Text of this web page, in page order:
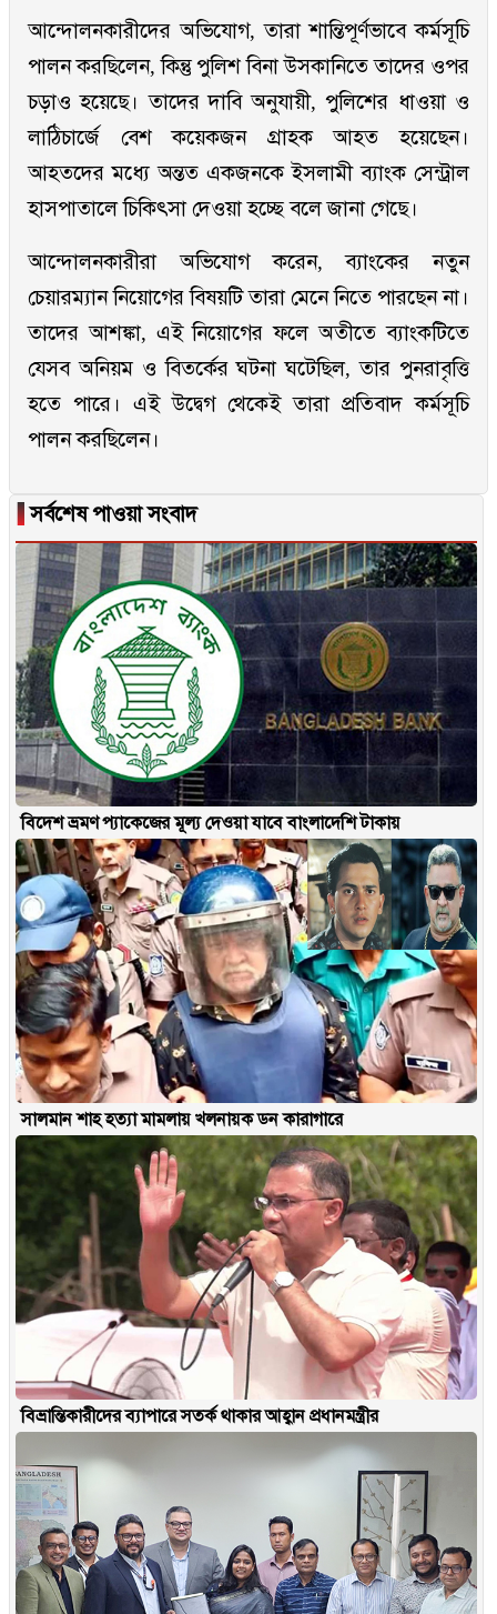
আন্দোলনকারীদের অভিযোগ, তারা শান্তিপূর্ণভাবে কর্মসূচি
পালন করছিলেন, কিন্তু পুলিশ বিনা উসকানিতে তাদের ওপর
চড়াও হয়েছে। তাদের দাবি অনুযায়ী, পুলিশের ধাওয়া ও
লাঠিচার্জে বেশ কয়েকজন গ্রাহক আহত হয়েছেন।
আহতদের মধ্যে অন্তত একজনকে ইসলামী ব্যাংক সেন্ট্রাল
হাসপাতালে চিকিৎসা দেওয়া হচ্ছে বলে জানা গেছে।
আন্দোলনকারীরা অভিযোগ করেন, ব্যাংকের নতুন
চেয়ারম্যান নিয়োগের বিষয়টি তারা মেনে নিতে পারছেন না।
তাদের আশঙ্কা, এই নিয়োগের ফলে অতীতে ব্যাংকটিতে
যেসব অনিয়ম ও বিতর্কের ঘটনা ঘটেছিল, তার পুনরাবৃত্তি
হতে পারে। এই উদ্বেগ থেকেই তারা প্রতিবাদ কর্মসূচি
পালন করছিলেন।
▐সর্বশেষ পাওয়া সংবাদ
বিদেশ ভ্রমণ প্যাকেজের মূল্য দেওয়া যাবে বাংলাদেশি টাকায়
সালমান শাহ হত্যা মামলায় খলনায়ক ডন কারাগারে
বিভ্রান্তিকারীদের ব্যাপারে সতর্ক থাকার আহ্বান প্রধানমন্ত্রীর